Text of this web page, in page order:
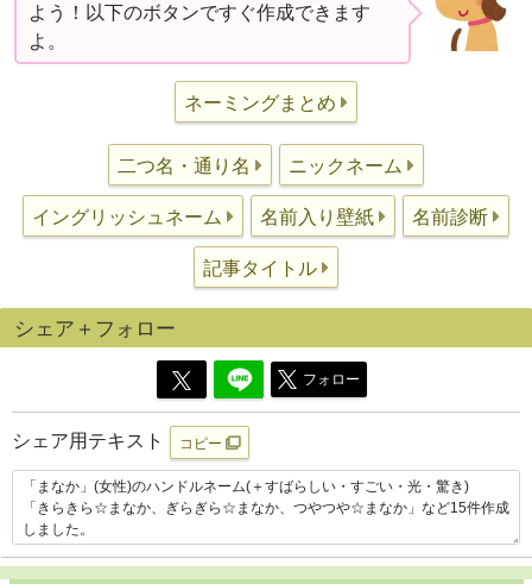
よう！以下のボタンですぐ作成できます
よ。
ネーミングまとめ
二つ名・通り名 ニックネーム
イングリッシュネーム 名前入り壁紙 名前診断
記事タイトル
シェア＋フォロー
フォロー
シェア用テキスト コピー